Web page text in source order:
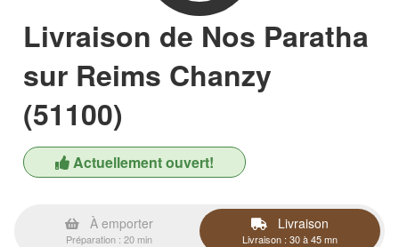
Livraison de Nos Paratha
sur Reims Chanzy
(51100)
Actuellement ouvert!
À emporter
Préparation : 20 min
Livraison
Livraison : 30 à 45 mn